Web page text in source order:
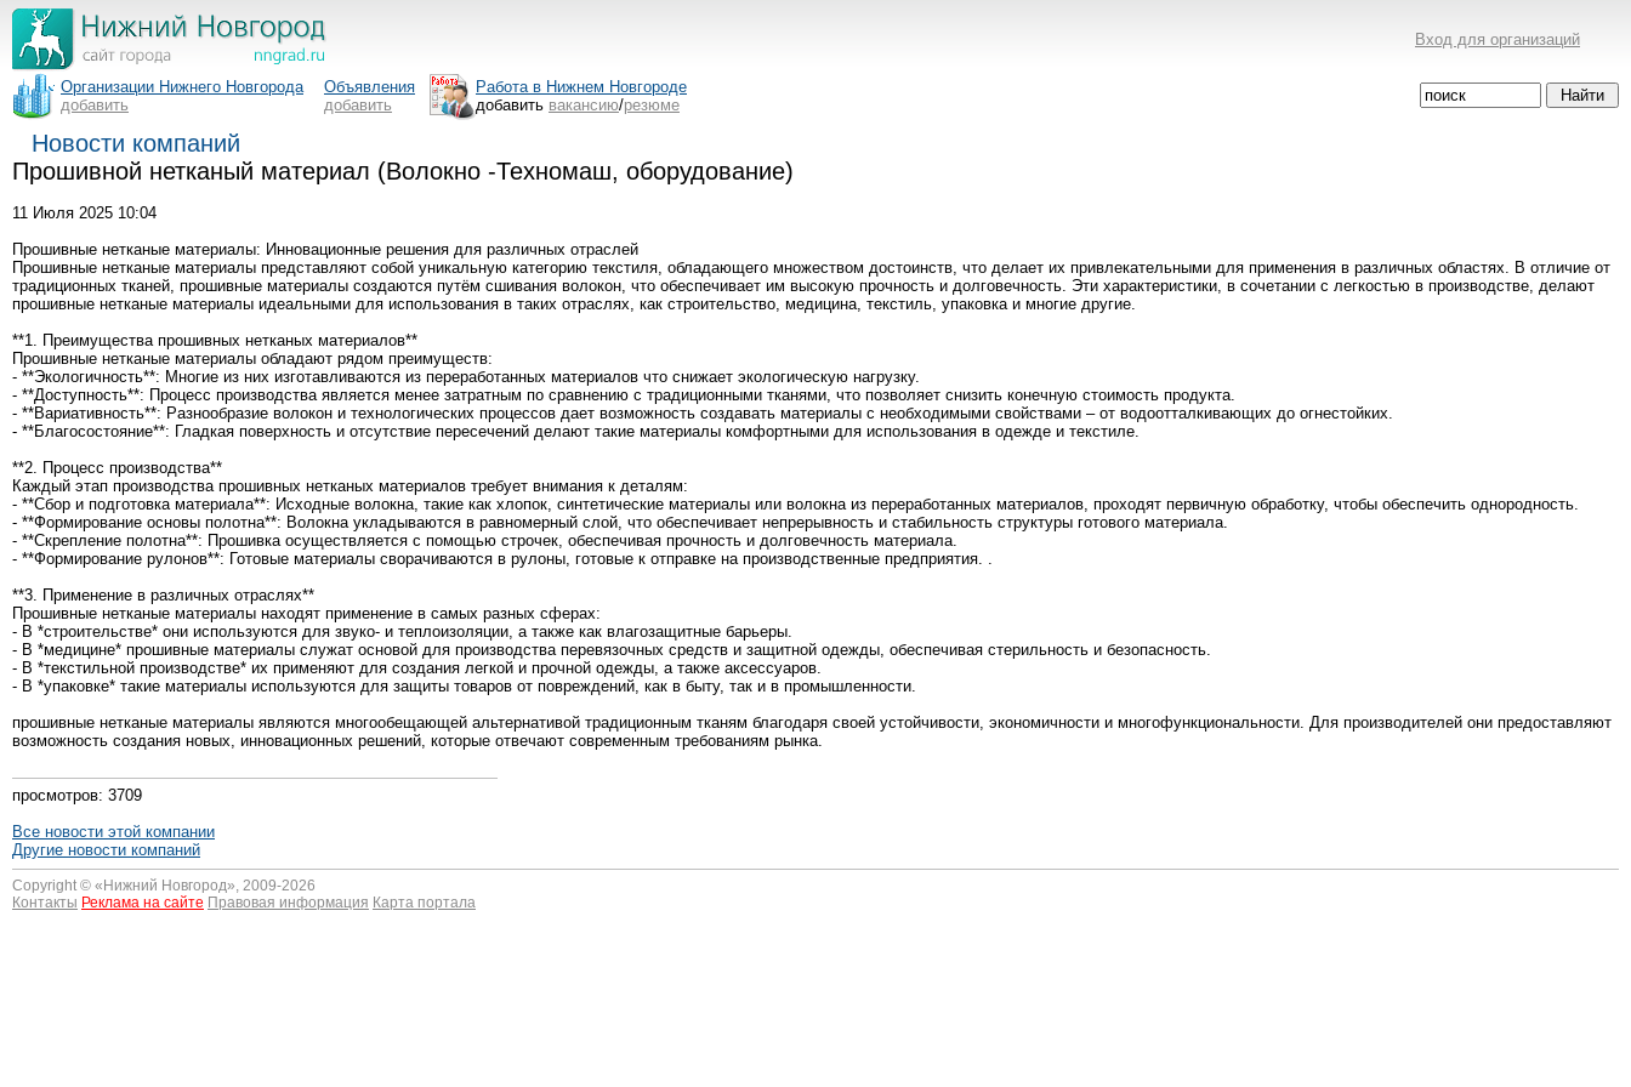
Вход для организаций
Организации Нижнего Новгорода
добавить
Объявления
добавить
Работа в Нижнем Новгороде
добавить вакансию/резюме
Новости компаний
Прошивной нетканый материал (Волокно -Техномаш, оборудование)
11 Июля 2025 10:04
Прошивные нетканые материалы: Инновационные решения для различных отраслей
Прошивные нетканые материалы представляют собой уникальную категорию текстиля, обладающего множеством достоинств, что делает их привлекательными для применения в различных областях. В отличие от
традиционных тканей, прошивные материалы создаются путём сшивания волокон, что обеспечивает им высокую прочность и долговечность. Эти характеристики, в сочетании с легкостью в производстве, делают
прошивные нетканые материалы идеальными для использования в таких отраслях, как строительство, медицина, текстиль, упаковка и многие другие.
**1. Преимущества прошивных нетканых материалов**
Прошивные нетканые материалы обладают рядом преимуществ:
- **Экологичность**: Многие из них изготавливаются из переработанных материалов что снижает экологическую нагрузку.
- **Доступность**: Процесс производства является менее затратным по сравнению с традиционными тканями, что позволяет снизить конечную стоимость продукта.
- **Вариативность**: Разнообразие волокон и технологических процессов дает возможность создавать материалы с необходимыми свойствами – от водоотталкивающих до огнестойких.
- **Благосостояние**: Гладкая поверхность и отсутствие пересечений делают такие материалы комфортными для использования в одежде и текстиле.
**2. Процесс производства**
Каждый этап производства прошивных нетканых материалов требует внимания к деталям:
- **Сбор и подготовка материала**: Исходные волокна, такие как хлопок, синтетические материалы или волокна из переработанных материалов, проходят первичную обработку, чтобы обеспечить однородность.
- **Формирование основы полотна**: Волокна укладываются в равномерный слой, что обеспечивает непрерывность и стабильность структуры готового материала.
- **Скрепление полотна**: Прошивка осуществляется с помощью строчек, обеспечивая прочность и долговечность материала.
- **Формирование рулонов**: Готовые материалы сворачиваются в рулоны, готовые к отправке на производственные предприятия. .
**3. Применение в различных отраслях**
Прошивные нетканые материалы находят применение в самых разных сферах:
- В *строительстве* они используются для звуко- и теплоизоляции, а также как влагозащитные барьеры.
- В *медицине* прошивные материалы служат основой для производства перевязочных средств и защитной одежды, обеспечивая стерильность и безопасность.
- В *текстильной производстве* их применяют для создания легкой и прочной одежды, а также аксессуаров.
- В *упаковке* такие материалы используются для защиты товаров от повреждений, как в быту, так и в промышленности.
прошивные нетканые материалы являются многообещающей альтернативой традиционным тканям благодаря своей устойчивости, экономичности и многофункциональности. Для производителей они предоставляют
возможность создания новых, инновационных решений, которые отвечают современным требованиям рынка.
просмотров: 3709
Все новости этой компании
Другие новости компаний
Copyright © « Нижний Новгород», 2009-2026
Контакты Реклама на сайте Правовая информация Карта портала